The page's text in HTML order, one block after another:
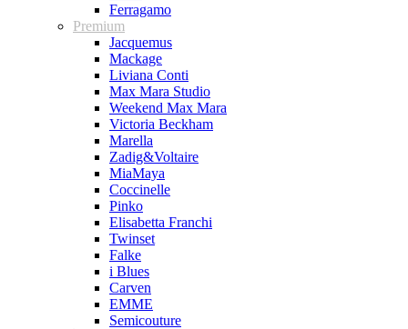
Ferragamo
Premium
Jacquemus
Mackage
Liviana Conti
Max Mara Studio
Weekend Max Mara
Victoria Beckham
Marella
Zadig&Voltaire
MiaMaya
Coccinelle
Pinko
Elisabetta Franchi
Twinset
Falke
i Blues
Carven
EMME
Semicouture